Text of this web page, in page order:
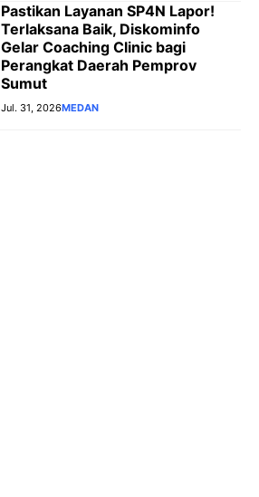
Pastikan Layanan SP4N Lapor!
Terlaksana Baik, Diskominfo
Gelar Coaching Clinic bagi
Perangkat Daerah Pemprov
Sumut
Jul. 31, 2026MEDAN